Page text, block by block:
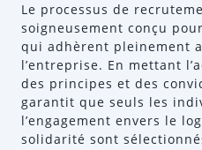
Le processus de
soigneusement conçu
qui adhèrent pleinement
l’entreprise. En mettant
des principes et des
garantit que seuls les
l’engagement envers le
solidarité sont